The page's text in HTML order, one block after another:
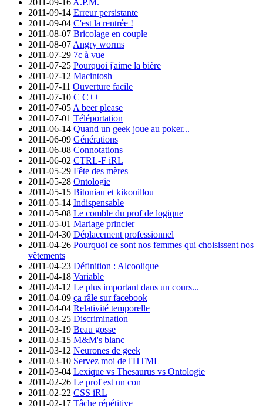
2011-09-14 Erreur persistante
2011-09-04 C'est la rentrée !
2011-08-07 Bricolage en couple
2011-08-07 Angry worms
2011-07-29 7c à vue
2011-07-25 Pourquoi j'aime la bière
2011-07-12 Macintosh
2011-07-11 Ouverture facile
2011-07-10 C C++
2011-07-05 A beer please
2011-07-01 Téléportation
2011-06-14 Quand un geek joue au poker...
2011-06-09 Générations
2011-06-08 Connotations
2011-06-02 CTRL-F iRL
2011-05-29 Fête des mères
2011-05-28 Ontologie
2011-05-15 Bitoniau et kikouillou
2011-05-14 Indispensable
2011-05-08 Le comble du prof de logique
2011-05-01 Mariage princier
2011-04-30 Déplacement professionnel
2011-04-26 Pourquoi ce sont nos femmes qui choisissent nos
vêtements
2011-04-23 Définition : Alcoolique
2011-04-18 Variable
2011-04-12 Le plus important dans un cours...
2011-04-09 ça râle sur facebook
2011-04-04 Relativité temporelle
2011-03-25 Discrimination
2011-03-19 Beau gosse
2011-03-15 M&M's blanc
2011-03-12 Neurones de geek
2011-03-10 Servez moi de l'HTML
2011-03-04 Lexique vs Thesaurus vs Ontologie
2011-02-26 Le prof est un con
2011-02-22 CSS iRL
2011-02-17 Tâche répétitive